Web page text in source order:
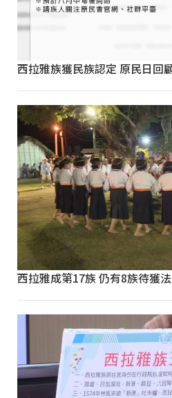
西拉雅族獲民族認定 原民日回
西拉雅成第17族 仍有8族待獲